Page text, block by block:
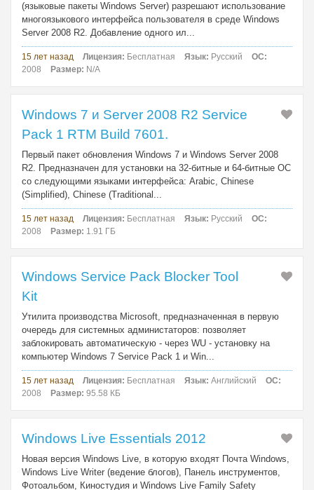
(языковые пакеты Windows Server) разрешают использование
многоязыкового интерфейса пользователя в среде Windows
Server 2008 R2. Добавление одного ил...
15 лет назад Лицензия: Бесплатная Язык: Русский
ОС:
2008
Размер: N/A
Windows 7 и Server 2008 R2 Service
Pack 1 RTM Build 7601.
Первый пакет обновления Windows 7 и Windows Server 2008
R2. Предназначен для установки на 32-битные и 64-битные ОС
со следующими языками интерфейса: Arabic, Chinese
(Simplified), Chinese (Traditional...
15 лет назад Лицензия: Бесплатная Язык: Русский
ОС:
2008
Размер: 1.91 ГБ
Windows Service Pack Blocker Tool
Kit
Утилита производства Microsoft, предназначенная в первую
очередь для системных администаторов: позволяет
заблокировать автоматическую - через WU - установку на
компьютер Windows 7 Service Pack 1 и Win...
15 лет назад Лицензия: Бесплатная Язык: Английский
ОС:
2008
Размер: 95.58 КБ
Windows Live Essentials 2012
Новая версия Windows Live, в которую входят Почта Windows,
Windows Live Writer (ведение блогов), Панель инструментов,
Фотоальбом, Киностудия и Windows Live Family Safety